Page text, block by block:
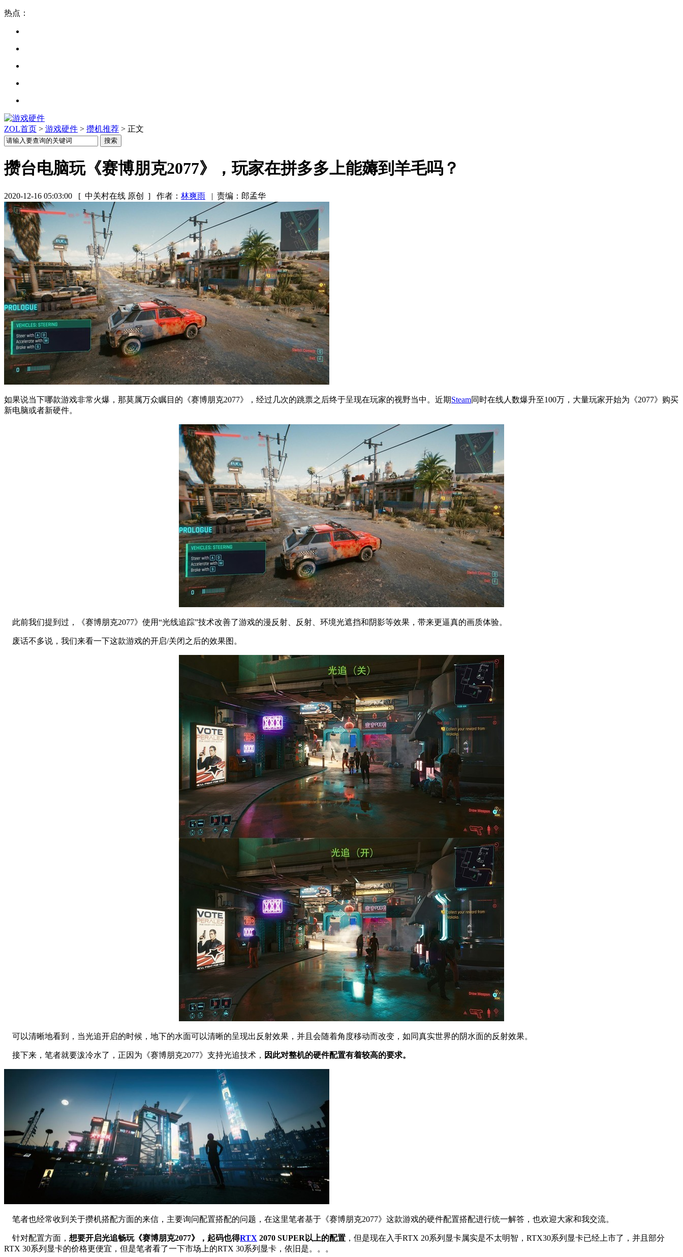
热点：
ZOL首页 > 游戏硬件 > 攒机推荐 > 正文
攒台电脑玩《赛博朋克2077》，玩家在拼多多上能薅到羊毛吗？
2020-12-16 05:03:00 [ 中关村在线 原创 ] 作者： 林爽雨 | 责编：郎孟华
如果说当下哪款游戏非常火爆，那莫属万众瞩目的《赛博朋克2077》，经过几次的跳票之后终于呈现在玩家的视野当中。近期Steam同时在线人数爆升至100万，大量玩家开始为《2077》购买
新电脑或者新硬件。
此前我们提到过，《赛博朋克2077》使用“光线追踪”技术改善了游戏的漫反射、反射、环境光遮挡和阴影等效果，带来更逼真的画质体验。
废话不多说，我们来看一下这款游戏的开启/关闭之后的效果图。
可以清晰地看到，当光追开启的时候，地下的水面可以清晰的呈现出反射效果，并且会随着角度移动而改变，如同真实世界的阴水面的反射效果。
接下来，笔者就要泼冷水了，正因为《赛博朋克2077》支持光追技术， 因此对整机的硬件配置有着较高的要求。
笔者也经常收到关于攒机搭配方面的来信，主要询问配置搭配的问题，在这里笔者基于《赛博朋克2077》这款游戏的硬件配置搭配进行统一解答，也欢迎大家和我交流。
针对配置方面， 想要开启光追畅玩《赛博朋克2077》，起码也得RTX 2070 SUPER以上的配置 ，但是现在入手RTX 20系列显卡属实是不太明智，RTX30系列显卡已经上市了，并且部分
RTX 30系列显卡的价格更便宜，但是笔者看了一下市场上的RTX 30系列显卡，依旧是。。。